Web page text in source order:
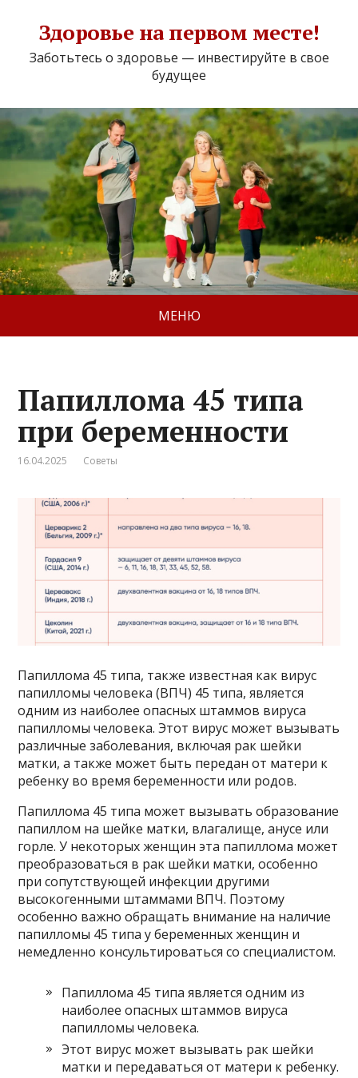
Здоровье на первом месте!
Заботьтесь о здоровье — инвестируйте в свое
будущее
МЕНЮ
Папиллома 45 типа
при беременности
16.04.2025 Советы
Папиллома 45 типа, также известная как вирус
папилломы человека (ВПЧ) 45 типа, является
одним из наиболее опасных штаммов вируса
папилломы человека. Этот вирус может вызывать
различные заболевания, включая рак шейки
матки, а также может быть передан от матери к
ребенку во время беременности или родов.
Папиллома 45 типа может вызывать образование
папиллом на шейке матки, влагалище, анусе или
горле. У некоторых женщин эта папиллома может
преобразоваться в рак шейки матки, особенно
при сопутствующей инфекции другими
высокогенными штаммами ВПЧ. Поэтому
особенно важно обращать внимание на наличие
папилломы 45 типа у беременных женщин и
немедленно консультироваться со специалистом.
Папиллома 45 типа является одним из
наиболее опасных штаммов вируса
папилломы человека.
Этот вирус может вызывать рак шейки
матки и передаваться от матери к ребенку.